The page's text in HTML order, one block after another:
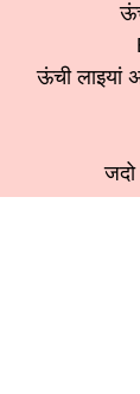
ऊंची लाइयां
जदो